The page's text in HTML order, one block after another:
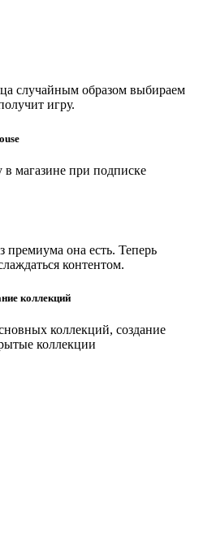
случайным образом выбираем
игру.
в магазине при подписке
премиума она есть. Теперь
контентом.
коллекций
коллекций, создание
коллекции